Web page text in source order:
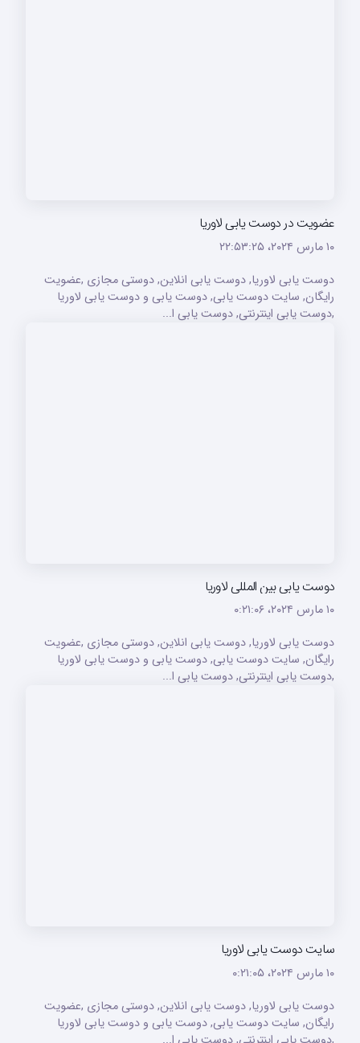
عضویت در دوست یابی لاوریا
۱۰ مارس ۲۰۲۴،‏ ۲۲:۵۳:۲۵
دوست یابی لاوریا, دوست یابی انلاین, دوستی مجازی ,عضویت
رایگان, سایت دوست یابی, دوست یابی و دوست یابی لاوریا
,دوست یابی اینترنتی, دوست یابی ا...
دوست یابی بین المللی لاوریا
۱۰ مارس ۲۰۲۴،‏ ۰:۲۱:۰۶
دوست یابی لاوریا, دوست یابی انلاین, دوستی مجازی ,عضویت
رایگان, سایت دوست یابی, دوست یابی و دوست یابی لاوریا
,دوست یابی اینترنتی, دوست یابی ا...
سایت دوست یابی لاوریا
۱۰ مارس ۲۰۲۴،‏ ۰:۲۱:۰۵
دوست یابی لاوریا, دوست یابی انلاین, دوستی مجازی ,عضویت
رایگان, سایت دوست یابی, دوست یابی و دوست یابی لاوریا